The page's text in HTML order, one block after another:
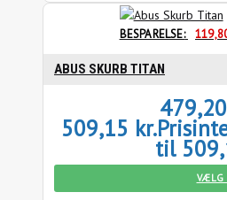
BESPARELSE:
ABUS SKURB TITAN
479,20
509,15 kr.
til
VÆLG